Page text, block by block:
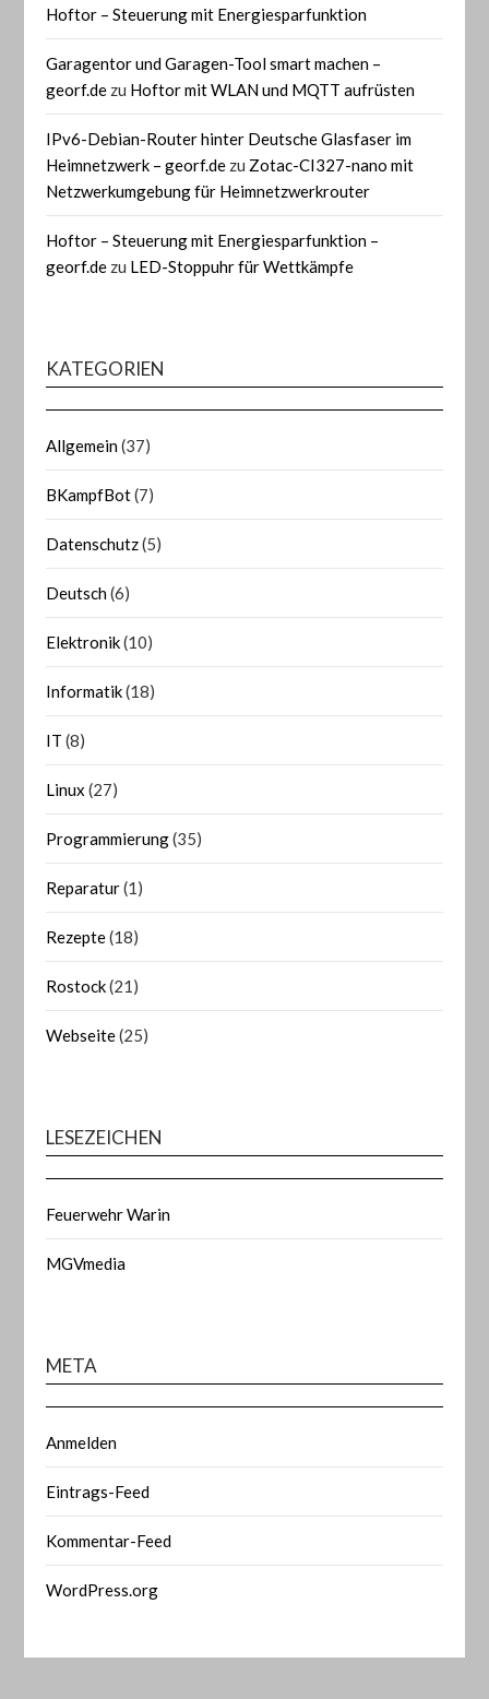
Hoftor – Steuerung mit Energiesparfunktion
Garagentor und Garagen-Tool smart machen –
georf.de zu Hoftor mit WLAN und MQTT aufrüsten
IPv6-Debian-Router hinter Deutsche Glasfaser im
Heimnetzwerk – georf.de zu Zotac-CI327-nano mit
Netzwerkumgebung für Heimnetzwerkrouter
Hoftor – Steuerung mit Energiesparfunktion –
georf.de zu LED-Stoppuhr für Wettkämpfe
KATEGORIEN
Allgemein(37)
BKampfBot(7)
Datenschutz(5)
Deutsch(6)
Elektronik(10)
Informatik(18)
IT (8)
Linux (27)
Programmierung(35)
Reparatur(1)
Rezepte(18)
Rostock(21)
Webseite(25)
LESEZEICHEN
Feuerwehr Warin
MGVmedia
META
Anmelden
Eintrags-Feed
Kommentar-Feed
WordPress.org